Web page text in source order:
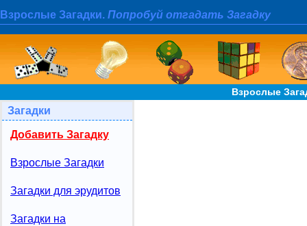
Взрослые Загадки. Попробуй отгадать Загадку
Взрослые
Загадки
Добавить Загадку
Взрослые Загадки
Загадки для эрудитов
Загадки на